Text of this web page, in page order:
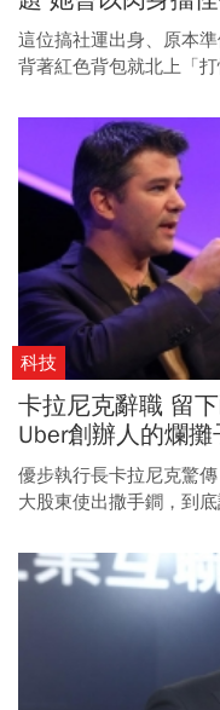
這位搞社運出身、原本
背著紅色背包就北上「
革？
科技
卡拉尼克辭職 留
Uber創辦人的爛攤
優步執行長卡拉尼克驚
大股東使出撒手鐧，到